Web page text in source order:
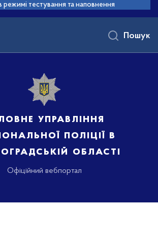
режимі тестування та наповнення
управління
поліції в
області
Офіційний вебпортал
Пошук